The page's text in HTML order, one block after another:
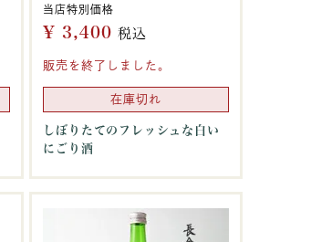
当店特別価格
¥ 3,400 税込
販売を終了しました。
在庫切れ
しぼりたてのフレッシュな白い
にごり酒